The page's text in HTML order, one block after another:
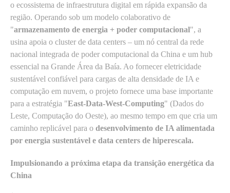
o ecossistema de infraestrutura digital em rápida expansão da
região. Operando sob um modelo colaborativo de
"armazenamento de energia + poder computacional", a
usina apoia o cluster de data centers – um nó central da rede
nacional integrada de poder computacional da China e um hub
essencial na Grande Área da Baía. Ao fornecer eletricidade
sustentável confiável para cargas de alta densidade de IA e
computação em nuvem, o projeto fornece uma base importante
para a estratégia "East-Data-West-Computing" (Dados do
Leste, Computação do Oeste), ao mesmo tempo em que cria um
caminho replicável para o desenvolvimento de IA alimentada
por energia sustentável e data centers de hiperescala.
Impulsionando a próxima etapa da transição energética da
China